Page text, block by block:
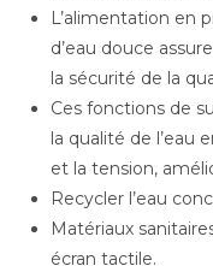
L’alimentation en
d’eau douce
la sécurité de la
Ces fonctions de
la qualité de l’eau
et la tension,
Recycler l’eau
Matériaux
écran tactile.